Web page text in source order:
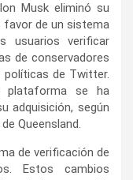
Musk eliminó su
favor de un sistema
usuarios verificar
de conservadores
políticas de Twitter.
se ha
adquisición, según
Queensland.
de verificación de
Estos cambios